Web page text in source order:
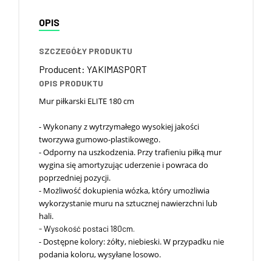
OPIS
SZCZEGÓŁY PRODUKTU
Producent: YAKIMASPORT
OPIS PRODUKTU
Mur piłkarski ELITE 180 cm
- Wykonany z wytrzymałego wysokiej jakości
tworzywa gumowo-plastikowego.
- Odporny na uszkodzenia. Przy trafieniu piłką mur
wygina się amortyzując uderzenie i powraca do
poprzedniej pozycji.
- Możliwość dokupienia wózka, który umożliwia
wykorzystanie muru na sztucznej nawierzchni lub
hali.
- Wysokość postaci 180cm.
- Dostępne kolory: żółty, niebieski. W przypadku nie
podania koloru, wysyłane losowo.